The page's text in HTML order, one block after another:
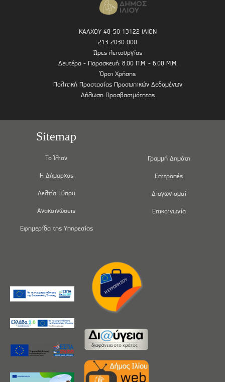
ΚΑΛΧΟΥ 48-50 13122 ΙΛΙΟΝ
213 2030 000
Ώρες λειτουργίας
Δευτέρα - Παρασκευή: 8.00 Π.Μ. - 6.00 Μ.Μ.
Όροι Χρήσης
Πολιτική Προστασίας Προσωπικών Δεδομένων
Δήλωση Προσβασιμότητας
Sitemap
Το Ίλιον
Η Δήμαρχος
Δελτία Τύπου
Ανακοινώσεις
Εφημερίδα της Υπηρεσίας
Γραμμή Δημότη
Επιτροπές
Διαγωνισμοί
Επικοινωνία